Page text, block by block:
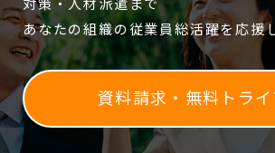
対策・人材派遣まで
あなたの組織の従業員総活躍を応援
資料請求・無料トライ